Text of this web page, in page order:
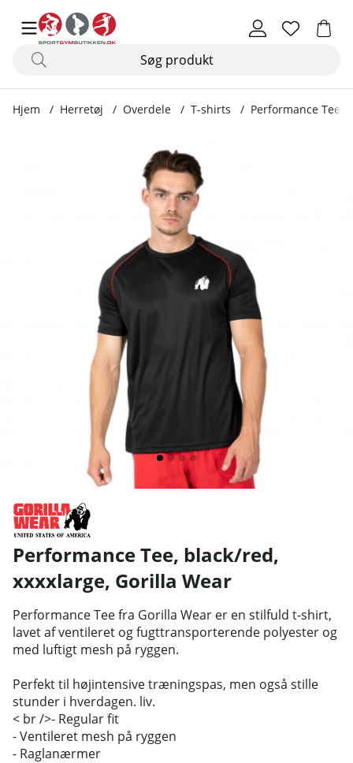
Hjem Herretøj Overdele T-shirts Performance Tee,
Performance Tee, black/red,
xxxxlarge, Gorilla Wear
Performance Tee fra Gorilla Wear er en stilfuld t-shirt,
lavet af ventileret og fugttransporterende polyester og
med luftigt mesh på ryggen.
Perfekt til højintensive træningspas, men også stille
stunder i hverdagen. liv.
< br />- Regular fit
- Ventileret mesh på ryggen
- Raglanærmer